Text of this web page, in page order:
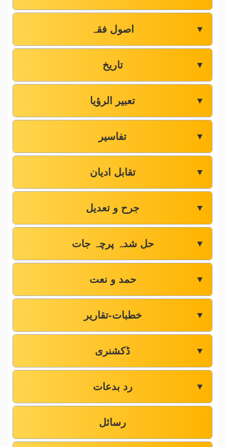
اصول فقہ ▼
تاریخ ▼
تعبیر الرؤیا ▼
تفاسیر ▼
تقابل ادیان ▼
جرح و تعدیل ▼
حل شدہ پرچہ جات ▼
حمد و نعت ▼
خطبات-تقاریر ▼
ڈکشنری ▼
رد بدعات ▼
رسائل